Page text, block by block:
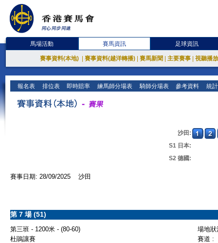
馬場活動 賽馬資訊 足球資訊
賽事資料(本地) 賽事資料(越洋轉播) 賽馬新聞 主要賽事 視聽播
報名表 排位表 即時賠率 練馬師分場表 騎師分場表 參考資料 統
沙田:
S1 日本:
S2 德國:
賽事日期: 28/09/2025 沙田
第 7 場 (51)
第三班 - 1200米 - (80-60)
場地
杜鵑讓賽
賽道 :